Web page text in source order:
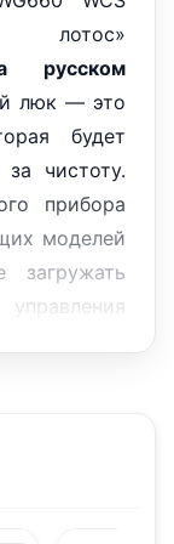
русском
люк — это
будет
чистоту.
прибора
моделей